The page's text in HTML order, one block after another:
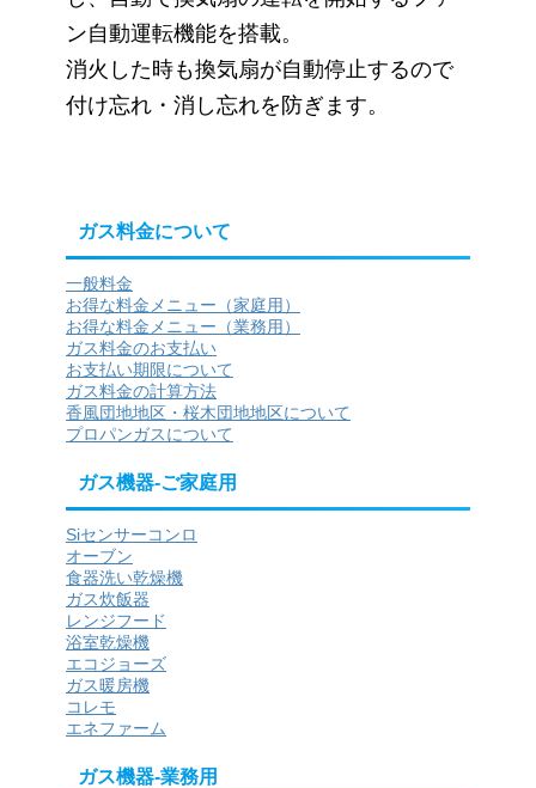
ン自動運転機能を搭載。
消火した時も換気扇が自動停止するので
付け忘れ・消し忘れを防ぎます。
ガス料金について
一般料金
お得な料金メニュー（家庭用）
お得な料金メニュー（業務用）
ガス料金のお支払い
お支払い期限について
ガス料金の計算方法
香風団地地区・桜木団地地区について
プロパンガスについて
ガス機器-ご家庭用
Siセンサーコンロ
オーブン
食器洗い乾燥機
ガス炊飯器
レンジフード
浴室乾燥機
エコジョーズ
ガス暖房機
コレモ
エネファーム
ガス機器-業務用